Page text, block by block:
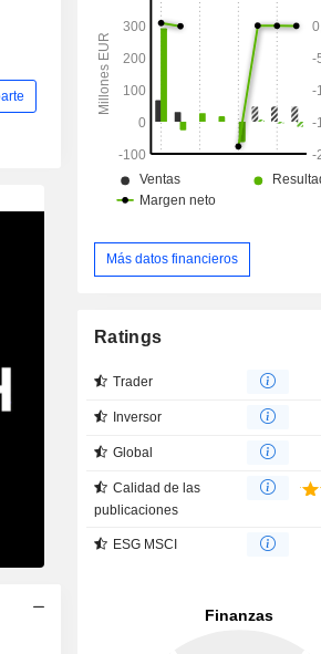
Más datos financieros
Ratings
Trader
Inversor
Global
Calidad de las
publicaciones
ESG MSCI